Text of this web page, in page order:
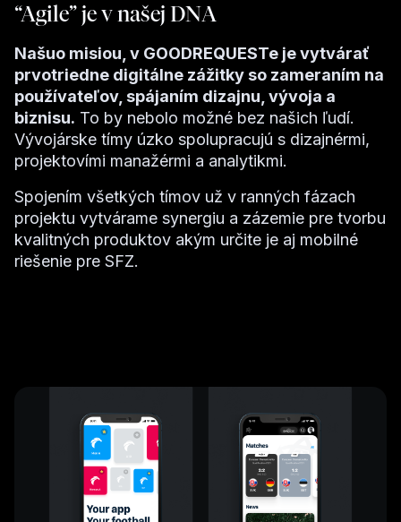
“Agile” je v našej DNA
Našuo misiou, v GOODREQUESTe je vytvárať
prvotriedne digitálne zážitky so zameraním na
používateľov, spájaním dizajnu, vývoja a
biznisu. To by nebolo možné bez našich ľudí.
Vývojárske tímy úzko spolupracujú s dizajnérmi,
projektovími manažérmi a analytikmi.
Spojením všetkých tímov už v ranných fázach
projektu vytvárame synergiu a zázemie pre tvorbu
kvalitných produktov akým určite je aj mobilné
riešenie pre SFZ.